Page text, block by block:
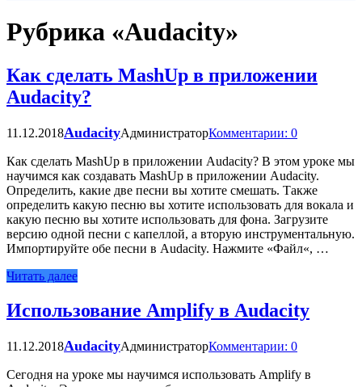
Рубрика «Audacity»
Как сделать MashUp в приложении
Audacity?
11.12.2018AudacityАдминистраторКомментарии: 0
Как сделать MashUp в приложении Audacity? В этом уроке мы
научимся как создавать MashUp в приложении Audacity.
Определить, какие две песни вы хотите смешать. Также
определить какую песню вы хотите использовать для вокала и
какую песню вы хотите использовать для фона. Загрузите
версию одной песни с капеллой, а вторую инструментальную.
Импортируйте обе песни в Audacity. Нажмите «Файл«, …
Читать далее
Использование Amplify в Audacity
11.12.2018AudacityАдминистраторКомментарии: 0
Сегодня на уроке мы научимся использовать Amplify в